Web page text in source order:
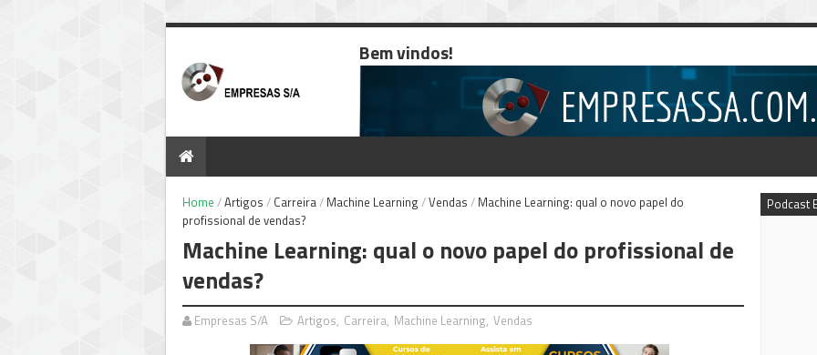
Bem vindos!
Home /Artigos / Carreira/ Machine Learning /Vendas / Machine Learning: qual o novo papel do
profissional de vendas?
Machine Learning: qual o novo papel do profissional de
vendas?
Empresas S/A Artigos, Carreira, Machine Learning, Vendas
Podcast